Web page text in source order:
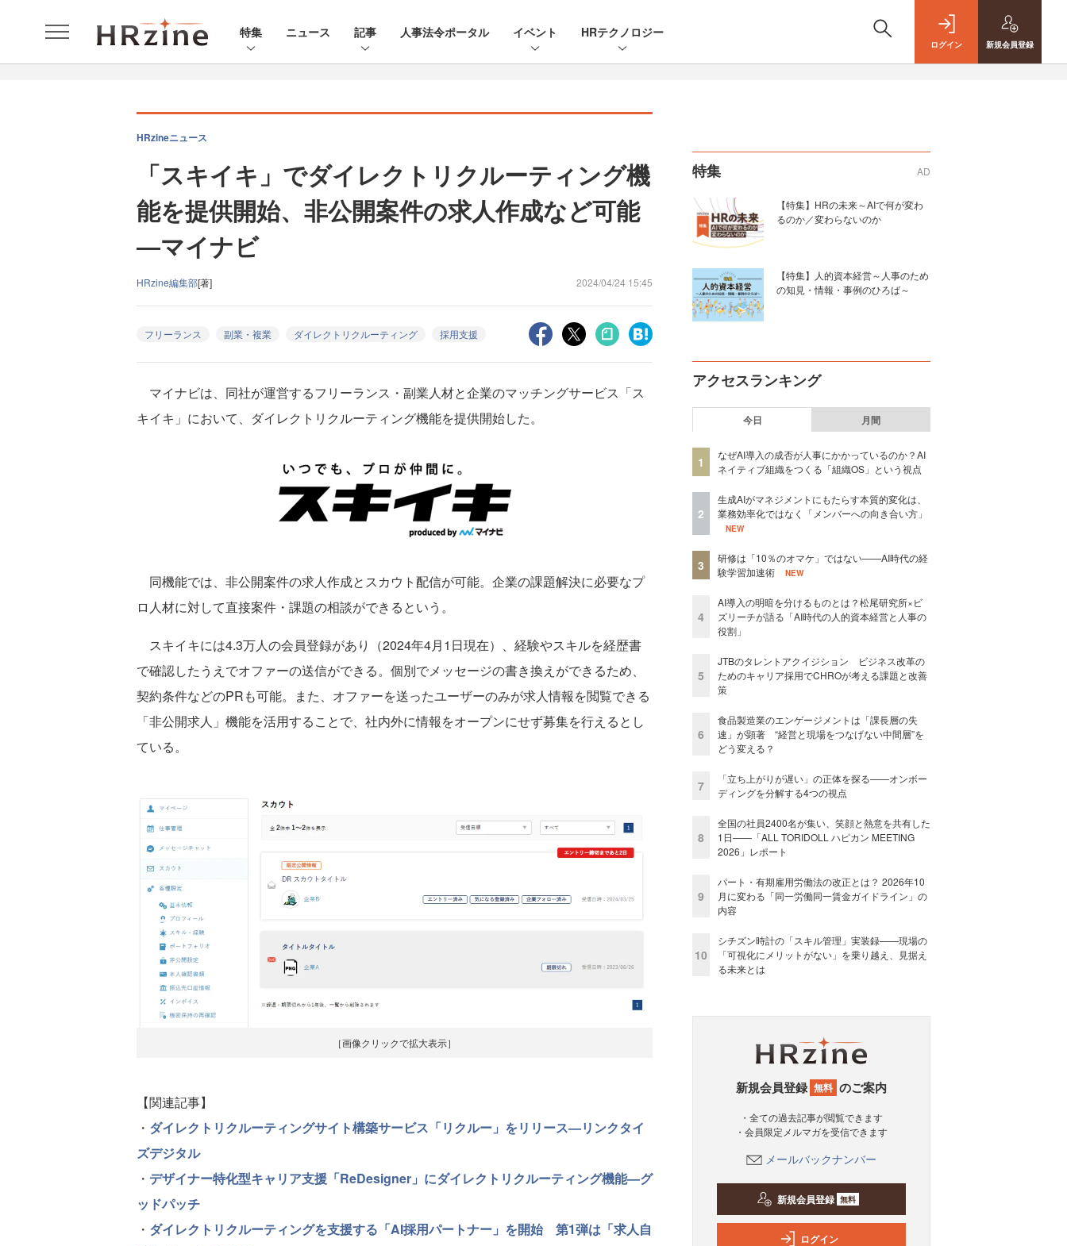
特集 ニュース 記事 人事法令ポータル イベント HRテクノロジー
ログイン 新規会員登録
HRzineニュース
「スキイキ」でダイレクトリクルーティング機
能を提供開始、非公開案件の求人作成など可能
―マイナビ
HRzine編集部[著] 2024/04/24 15:45
フリーランス 副業・複業 ダイレクトリクルーティング 採用支援
マイナビは、同社が運営するフリーランス・副業人材と企業のマッチングサービス「ス
キイキ」において、ダイレクトリクルーティング機能を提供開始した。
同機能では、非公開案件の求人作成とスカウト配信が可能。企業の課題解決に必要なプ
ロ人材に対して直接案件・課題の相談ができるという。
スキイキには4.3万人の会員登録があり（2024年4月1日現在）、経験やスキルを経歴書
で確認したうえでオファーの送信ができる。個別でメッセージの書き換えができるため、
契約条件などのPRも可能。また、オファーを送ったユーザーのみが求人情報を閲覧できる
「非公開求人」機能を活用することで、社内外に情報をオープンにせず募集を行えるとし
ている。
［画像クリックで拡大表示］
【関連記事】
・ ダイレクトリクルーティングサイト構築サービス「リクルー」をリリース—リンクタイ
ズデジタル
・ デザイナー特化型キャリア支援「ReDesigner」にダイレクトリクルーティング機能—グ
ッドパッチ
・ ダイレクトリクルーティングを支援する「AI採用パートナー」を開始 第1弾は「求人自
特集 AD
【特集】HRの未来～AIで何が変わ
るのか／変わらないのか
【特集】人的資本経営～人事のため
の知見・情報・事例のひろば～
アクセスランキング
今日 月間
1
なぜAI導入の成否が人事にかかっているのか？AI
ネイティブ組織をつくる「組織OS」という視点
2
生成AIがマネジメントにもたらす本質的変化は、
業務効率化ではなく「メンバーへの向き合い方」
NEW
3
研修は「10％のオマケ」ではない——AI時代の経
験学習加速術
NEW
4
AI導入の明暗を分けるものとは？松尾研究所×ビ
ズリーチが語る「AI時代の人的資本経営と人事の
役割」
5
JTBのタレントアクイジション ビジネス改革の
ためのキャリア採用でCHROが考える課題と改善
策
6
食品製造業のエンゲージメントは「課長層の失
速」が顕著 “経営と現場をつなげない中間層”を
どう変える？
7
「立ち上がりが遅い」の正体を探る——オンボー
ディングを分解する4つの視点
8
全国の社員2400名が集い、笑顔と熱意を共有した
1日――「ALL TORIDOLL ハピカン MEETING
2026」レポート
9
パート・有期雇用労働法の改正とは？ 2026年10
月に変わる「同一労働同一賃金ガイドライン」の
内容
10
シチズン時計の「スキル管理」実装録——現場の
「可視化にメリットがない」を乗り越え、見据え
る未来とは
新規会員登録 無料 のご案内
・全ての過去記事が閲覧できます
・会員限定メルマガを受信できます
メールバックナンバー
新規会員登録 無料
ログイン